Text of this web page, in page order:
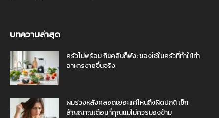
บทความล่าสุด
ครัวไม่พร้อม กินคลีนก็พัง: ของใช้ในครัวที่ทำให้ทำ
อาหารง่ายขึ้นจริง
ผมร่วงหลังคลอดเยอะแค่ไหนถึงผิดปกติ เช็ก
สัญญาณเตือนที่คุณแม่ไม่ควรมองข้าม